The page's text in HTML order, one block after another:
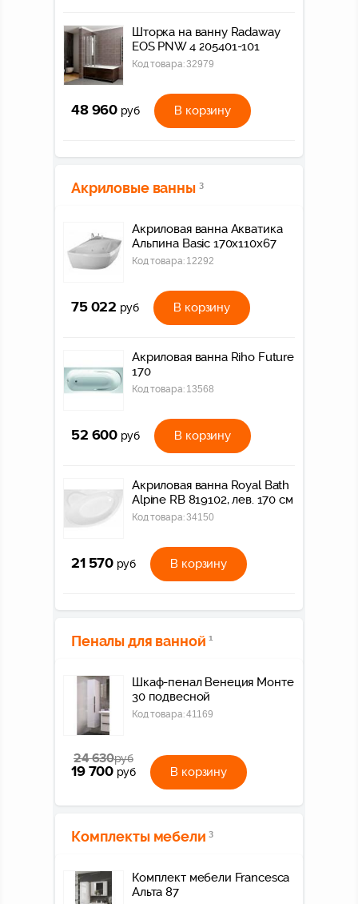
Шторка на ванну Radaway
EOS PNW 4 205401-101
Код товара:32979
48 960 руб В корзину
Акриловые ванны 3
Акриловая ванна Акватика
Альпина Basic 170x110x67
Код товара: 12292
75 022 руб В корзину
Акриловая ванна Riho Future
170
Код товара: 13568
52 600 руб В корзину
Акриловая ванна Royal Bath
Alpine RB 819102, лев. 170 см
Код товара:34150
21 570 руб В корзину
Пеналы для ванной 1
Шкаф-пенал Венеция Монте
30 подвесной
Код товара:41169
24 630руб
19 700 руб В корзину
Комплекты мебели 3
Комплект мебели Francesca
Альта 87